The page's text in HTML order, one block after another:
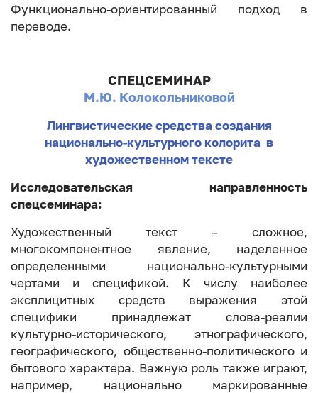
Функционально-ориентированный подход в
переводе.
СПЕЦСЕМИНАР
М.Ю. Колокольниковой
Лингвистические средства создания
национально-культурного колорита в
художественном тексте
Исследовательская направленность
спецсеминара:
Художественный текст – сложное,
многокомпонентное явление, наделенное
определенными национально-культурными
чертами и спецификой. К числу наиболее
эксплицитных средств выражения этой
специфики принадлежат слова-реалии
культурно-исторического, этнографического,
географического, общественно-политического и
бытового характера. Важную роль также играют,
например, национально маркированные